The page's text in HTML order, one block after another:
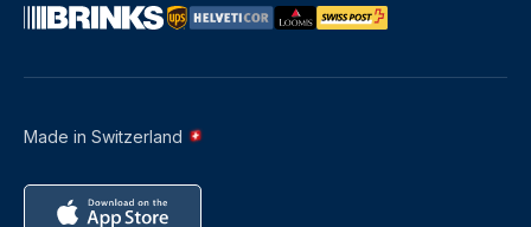
Made in Switzerland